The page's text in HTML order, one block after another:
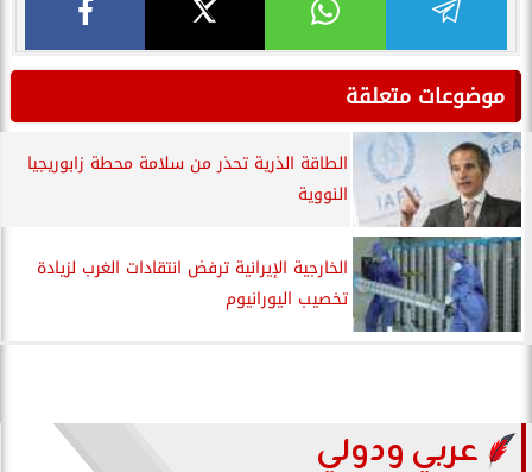
موضوعات متعلقة
الطاقة الذرية تحذر من سلامة محطة زابوريجيا
النووية
الخارجية الإيرانية ترفض انتقادات الغرب لزيادة
تخصيب اليورانيوم
عربي ودولي